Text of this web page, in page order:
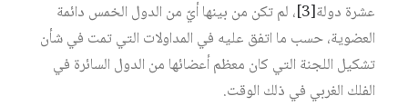
عشرة دولة[3]
، لم تكن من بينها أيّ من الدول الخمس دائمة
العضوية، حسب ما اتفق عليه في المداولات التي تمت في شأن
تشكيل اللجنة التي كان معظم أعضائها من الدول السائرة في
الفلك الغربي في ذلك الوقت.